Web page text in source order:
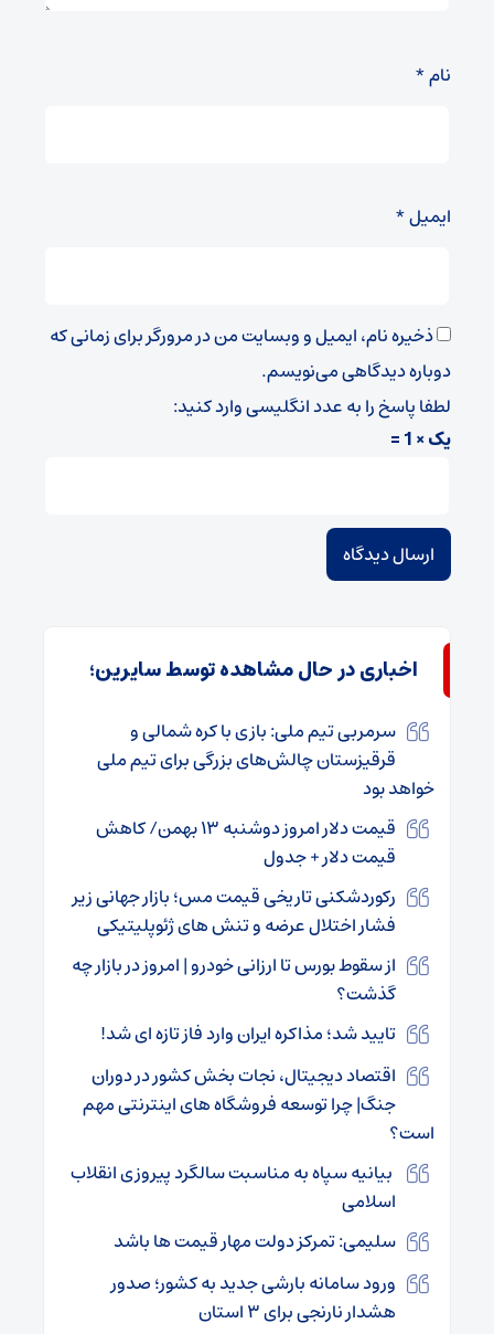
نام*
ایمیل*
ذخیره نام، ایمیل و وبسایت من در مرورگر برای زمانی که
دوباره دیدگاهی می‌نویسم.
لطفا پاسخ را به عدد انگلیسی وارد کنید:
یک × 1 =
اخباری در حال مشاهده توسط سایرین؛
سرمربی تیم ملی: بازی با کره شمالی و
قرقیزستان چالش‌های بزرگی برای تیم ملی
خواهد بود
قیمت دلار امروز دوشنبه ۱۳ بهمن/ کاهش
قیمت دلار + جدول
رکوردشکنی تاریخی قیمت مس؛ بازار جهانی زیر
فشار اختلال عرضه و تنش های ژئوپلیتیکی
از سقوط بورس تا ارزانی خودرو | امروز در بازار چه
گذشت؟
تایید شد؛ مذاکره ایران وارد فاز تازه ای شد!
اقتصاد دیجیتال، نجات بخش کشور در دوران
جنگ| چرا توسعه فروشگاه های اینترنتی مهم
است؟
بیانیه سپاه به مناسبت سالگرد پیروزی انقلاب
اسلامی
سلیمی: تمرکز دولت مهار قیمت ها باشد
ورود سامانه بارشی جدید به کشور؛ صدور
هشدار نارنجی برای ۳ استان